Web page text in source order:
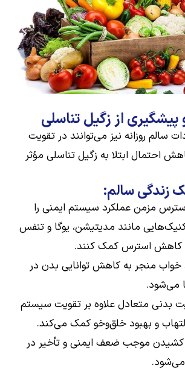
از زگیل تناسلی
سالم روزانه نیز می‌توانند در تقویت
احتمال ابتلا به زگیل تناسلی مؤثر
زندگی سالم:
مزمن عملکرد سیستم ایمنی را
مانند مدیتیشن، یوگا و تنفس
کاهش استرس کمک کنند.
خواب منجر به کاهش توانایی بدن در
می‌شود.
بدنی متعادل علاوه بر تقویت سیستم
و بهبود خلق‌وخو کمک می‌کند.
کشیدن موجب ضعف ایمنی و تأخیر در